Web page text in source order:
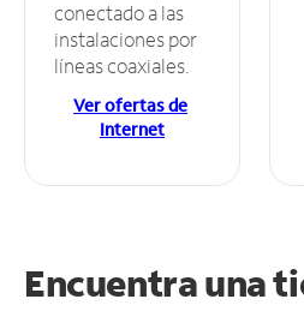
conectado a las
instalaciones por
líneas coaxiales.
Ver ofertas de
Internet
Encuentra una